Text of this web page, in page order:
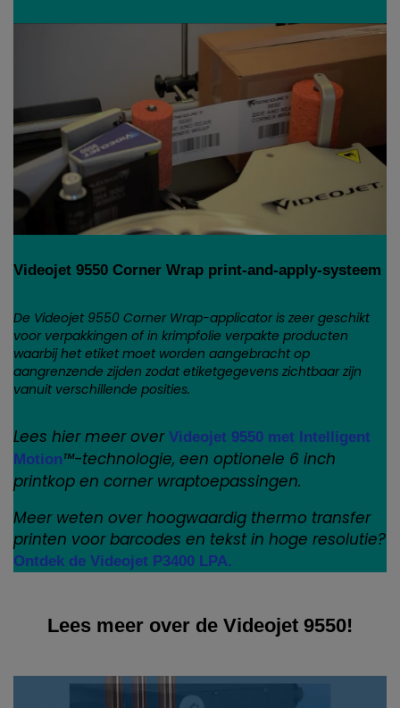
Videojet 9550 Corner Wrap print-and-apply-systeem
De Videojet 9550 Corner Wrap-applicator is zeer geschikt
voor verpakkingen of in krimpfolie verpakte producten
waarbij het etiket moet worden aangebracht op
aangrenzende zijden zodat etiketgegevens zichtbaar zijn
vanuit verschillende posities.
Lees hier meer over Videojet 9550 met Intelligent
Motion™-technologie, een optionele 6 inch
printkop en corner wraptoepassingen.
Meer weten over hoogwaardig thermo transfer
printen voor barcodes en tekst in hoge resolutie?
Ontdek de Videojet P3400 LPA.
Lees meer over de Videojet 9550!